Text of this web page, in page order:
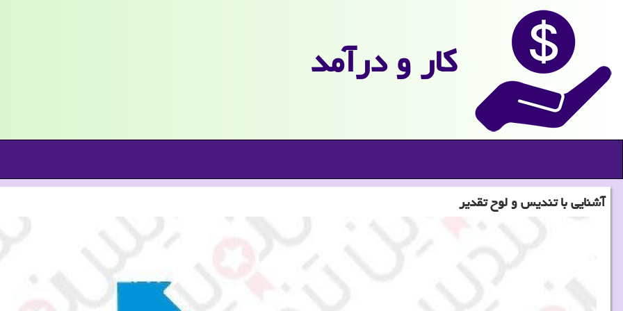
كار و درآمد
آشنایی با تندیس و لوح تقدیر